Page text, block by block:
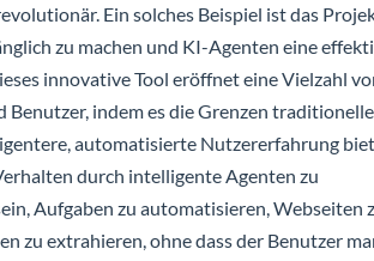
Ein solches Beispiel ist das
zu machen und KI-Agenten eine
innovative Tool eröffnet eine Vielzahl
indem es die Grenzen
automatisierte Nutzererfahrung
durch intelligente Agenten zu
Aufgaben zu automatisieren, Webseiten
zu extrahieren, ohne dass der Benutzer